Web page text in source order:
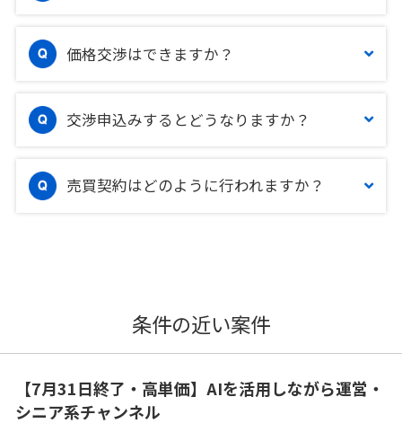
価格交渉はできますか？
交渉申込みするとどうなりますか？
売買契約はどのように行われますか？
条件の近い案件
【7月31日終了・高単価】AIを活用しながら運営・
シニア系チャンネル